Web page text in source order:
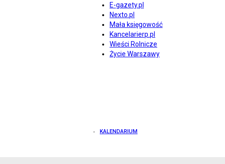
E-gazety.pl
Nexto.pl
Mała księgowość
Kancelarierp.pl
Wieści Rolnicze
Życie Warszawy
KALENDARIUM